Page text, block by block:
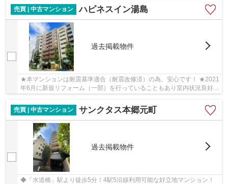
売買 | 中古マンション
ハピネスイン湯島
過去掲載物件
★本マンションは耐震基準適合（耐震改修済）の為、安心です！ ★2021
年6月に新規リフォーム（一部）を行っていることもあり室内状況良好！
売買 | 中古マンション
サンクタス本郷元町
過去掲載物件
◆「水道橋」駅より徒歩5分！4駅5沿線利用可能な好立地マンション！